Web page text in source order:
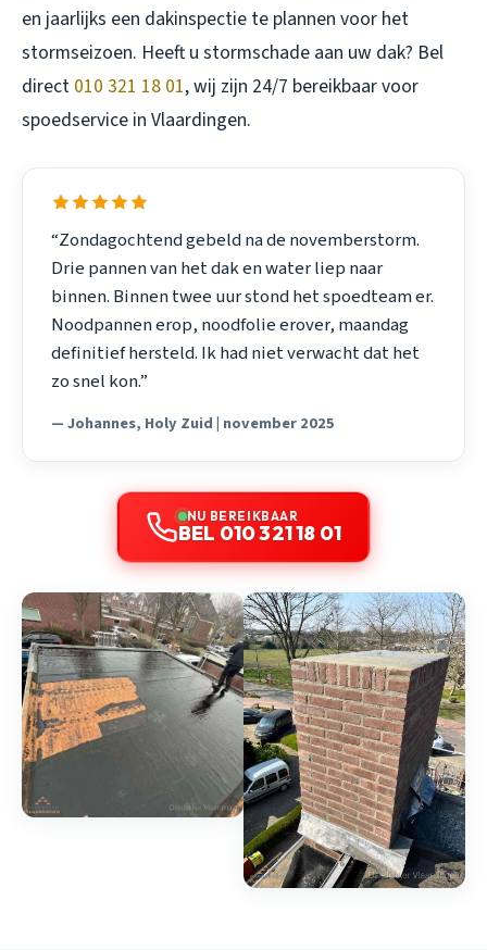
en jaarlijks een dakinspectie te plannen voor het
stormseizoen. Heeft u stormschade aan uw dak? Bel
direct 010 321 18 01, wij zijn 24/7 bereikbaar voor
spoedservice in Vlaardingen.
“Zondagochtend gebeld na de novemberstorm.
Drie pannen van het dak en water liep naar
binnen. Binnen twee uur stond het spoedteam er.
Noodpannen erop, noodfolie erover, maandag
definitief hersteld. Ik had niet verwacht dat het
zo snel kon.”
— Johannes, Holy Zuid | november 2025
NU BEREIKBAAR
BEL 010 321 18 01